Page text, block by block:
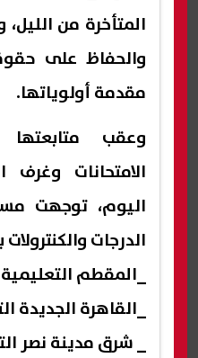
المتأخرة من
والحفاظ على
مقدمة أولوياتها.
وعقب متابعتها
الامتحانات
اليوم، توجهت
الدرجات والكنترولات
_المقطم التعليمية
_القاهرة الجديدة
_ شرق مدينة نصر